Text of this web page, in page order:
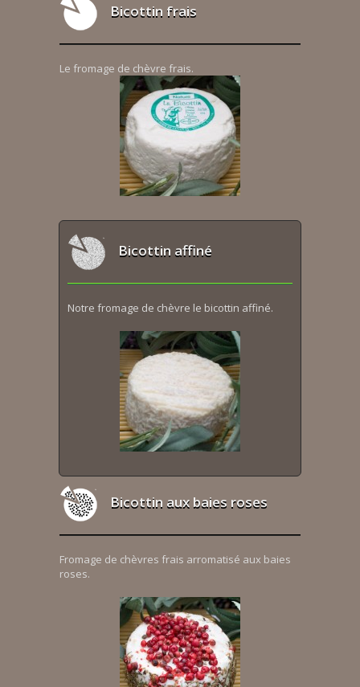
Bicottin frais
Le fromage de chèvre frais.
Bicottin affiné
Notre fromage de chèvre le bicottin affiné.
Bicottin aux baies roses
Fromage de chèvres frais arromatisé aux baies
roses.